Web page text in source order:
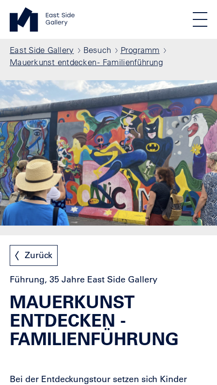
Direkt zum Inhalt
Standortmenu
Show locations
STIFTUNG BERLINER MAUER
Alle Standorte
East Side Gallery Startseite
Pfadnavigation
East Side Gallery Besuch
Programm
Mauerkunst entdecken - Familienführung
Zurück
Führung, 35 Jahre East Side Gallery
MAUERKUNST
ENTDECKEN -
FAMILIENFÜHRUNG
Bei der Entdeckungstour setzen sich Kinder